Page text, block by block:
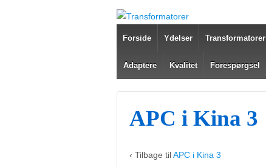
Forside Ydelser Transformatorer
Adaptere Kvalitet Forespørgsel
APC i Kina 3
‹ Tilbage tilAPC i Kina 3